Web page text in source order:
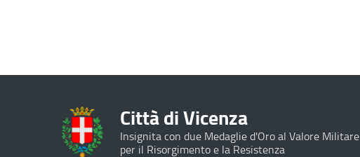
Città di Vicenza
Insignita con due Medaglie d'Oro al Valore Militare
per il Risorgimento e la Resistenza